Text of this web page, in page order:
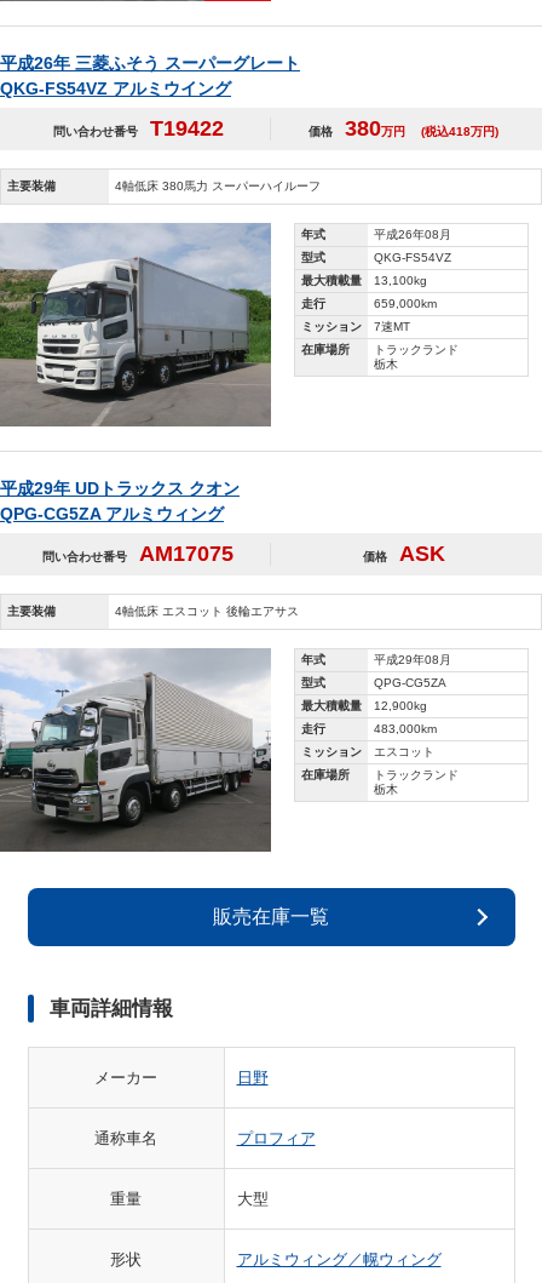
平成26年 三菱ふそう スーパーグレート
QKG-FS54VZ アルミウイング
問い合わせ番号 T19422 価格 380万円 (税込418万円)
主要装備 4軸低床 380馬力 スーパーハイルーフ
年式
平成26年08月
型式
QKG-FS54VZ
最大積載量
13,100kg
走行
659,000km
ミッション
7速MT
在庫場所
トラックランド
栃木
平成29年 UDトラックス クオン
QPG-CG5ZA アルミウィング
問い合わせ番号 AM17075 価格 ASK
主要装備 4軸低床 エスコット 後輪エアサス
年式
平成29年08月
型式
QPG-CG5ZA
最大積載量
12,900kg
走行
483,000km
ミッション
エスコット
在庫場所
トラックランド
栃木
販売在庫一覧
車両詳細情報
メーカー 日野
通称車名 プロフィア
重量 大型
形状 アルミウィング／幌ウィング